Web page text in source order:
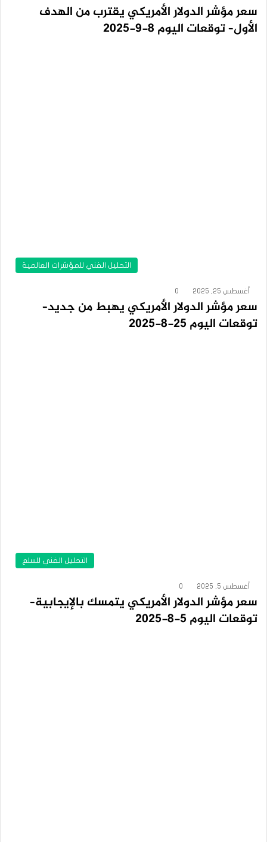
سعر مؤشر الدولار الأمريكي يقترب من الهدف
الأول– توقعات اليوم 8-9-2025
التحليل الفني للمؤشرات العالمية
أغسطس 25, 2025 0
سعر مؤشر الدولار الأمريكي يهبط من جديد–
توقعات اليوم 25-8-2025
التحليل الفني للسلع
أغسطس 5, 2025 0
سعر مؤشر الدولار الأمريكي يتمسك بالإيجابية–
توقعات اليوم 5-8-2025